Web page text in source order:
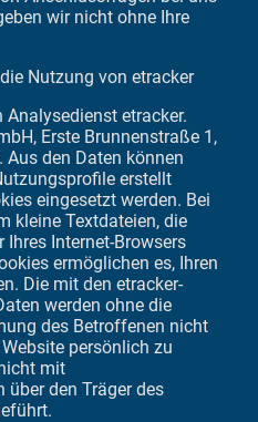
wir nicht ohne Ihre
Nutzung von etracker
Analysedienst etracker.
Erste Brunnenstraße 1,
den Daten können
erstellt
eingesetzt werden. Bei
kleine Textdateien, die
Internet-Browsers
ermöglichen es, Ihren
Die mit den etracker-
werden ohne die
des Betroffenen nicht
persönlich zu
mit
über den Träger des